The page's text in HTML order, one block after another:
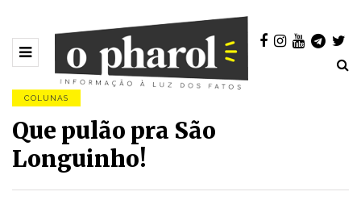
COLUNAS
Que pulão pra São
Longuinho!